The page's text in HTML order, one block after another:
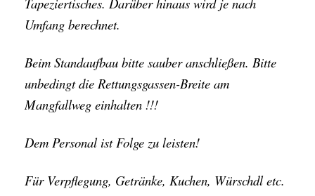
Umfang berechnet.
Beim Standaufbau bitte sauber anschließen. Bitte
unbedingt die Rettungsgassen-Breite am
Mangfallweg einhalten !!!
Dem Personal ist Folge zu leisten!
Für Verpflegung, Getränke, Kuchen, Würschdl etc.